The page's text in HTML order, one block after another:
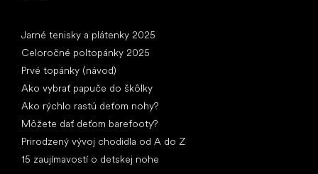
Jarné tenisky a plátenky 2025
Celoročné poltopánky 2025
Prvé topánky (návod)
Ako vybrať papuče do škôlky
Ako rýchlo rastú deťom nohy?
Môžete dať deťom barefooty?
Prirodzený vývoj chodidla od A do Z
15 zaujímavostí o detskej nohe